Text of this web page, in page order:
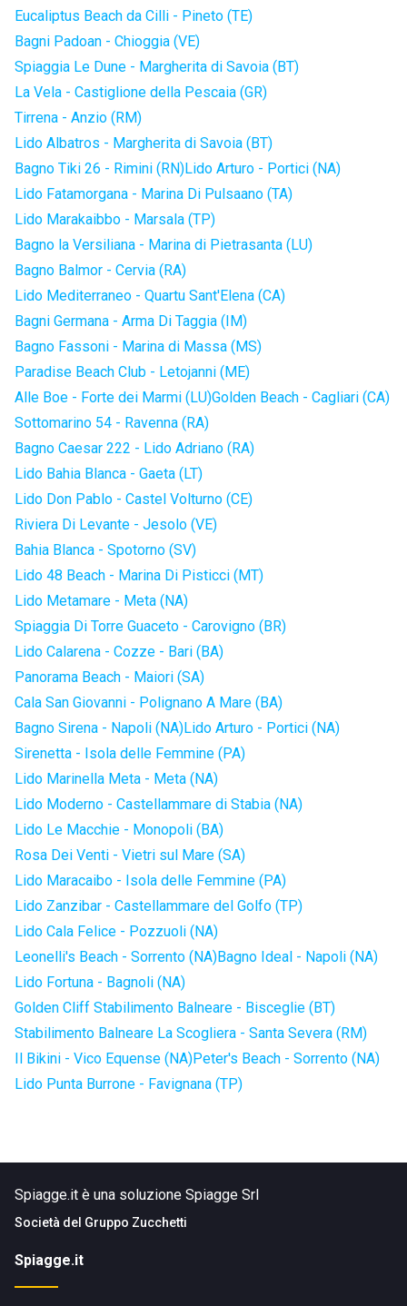
Eucaliptus Beach da Cilli - Pineto (TE)
Bagni Padoan - Chioggia (VE)
Spiaggia Le Dune - Margherita di Savoia (BT)
La Vela - Castiglione della Pescaia (GR)
Tirrena - Anzio (RM)
Lido Albatros - Margherita di Savoia (BT)
Bagno Tiki 26 - Rimini (RN)Lido Arturo - Portici (NA)
Lido Fatamorgana - Marina Di Pulsaano (TA)
Lido Marakaibbo - Marsala (TP)
Bagno la Versiliana - Marina di Pietrasanta (LU)
Bagno Balmor - Cervia (RA)
Lido Mediterraneo - Quartu Sant'Elena (CA)
Bagni Germana - Arma Di Taggia (IM)
Bagno Fassoni - Marina di Massa (MS)
Paradise Beach Club - Letojanni (ME)
Alle Boe - Forte dei Marmi (LU)Golden Beach - Cagliari (CA)
Sottomarino 54 - Ravenna (RA)
Bagno Caesar 222 - Lido Adriano (RA)
Lido Bahia Blanca - Gaeta (LT)
Lido Don Pablo - Castel Volturno (CE)
Riviera Di Levante - Jesolo (VE)
Bahia Blanca - Spotorno (SV)
Lido 48 Beach - Marina Di Pisticci (MT)
Lido Metamare - Meta (NA)
Spiaggia Di Torre Guaceto - Carovigno (BR)
Lido Calarena - Cozze - Bari (BA)
Panorama Beach - Maiori (SA)
Cala San Giovanni - Polignano A Mare (BA)
Bagno Sirena - Napoli (NA)Lido Arturo - Portici (NA)
Sirenetta - Isola delle Femmine (PA)
Lido Marinella Meta - Meta (NA)
Lido Moderno - Castellammare di Stabia (NA)
Lido Le Macchie - Monopoli (BA)
Rosa Dei Venti - Vietri sul Mare (SA)
Lido Maracaibo - Isola delle Femmine (PA)
Lido Zanzibar - Castellammare del Golfo (TP)
Lido Cala Felice - Pozzuoli (NA)
Leonelli's Beach - Sorrento (NA)Bagno Ideal - Napoli (NA)
Lido Fortuna - Bagnoli (NA)
Golden Cliff Stabilimento Balneare - Bisceglie (BT)
Stabilimento Balneare La Scogliera - Santa Severa (RM)
Il Bikini - Vico Equense (NA)Peter's Beach - Sorrento (NA)
Lido Punta Burrone - Favignana (TP)
Spiagge.it è una soluzione Spiagge Srl
Società del Gruppo Zucchetti
Spiagge.it